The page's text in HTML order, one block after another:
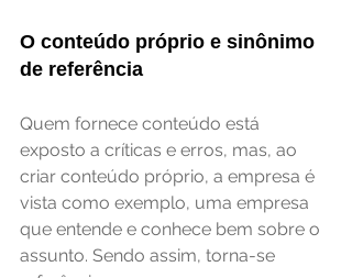
O conteúdo próprio e sinônimo
de referência
Quem fornece conteúdo está
exposto a críticas e erros, mas, ao
criar conteúdo próprio, a empresa é
vista como exemplo, uma empresa
que entende e conhece bem sobre o
assunto. Sendo assim, torna-se